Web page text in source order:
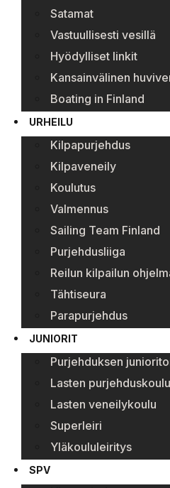
Satamat
Vastuullisesti vesillä
Hyödylliset linkit
Kansainvälinen
Boating in Finland
URHEILU
Kilpapurjehdus
Kilpaveneily
Koulutus
Valmennus
Sailing Team Finland
Purjehdusliiga
Reilun kilpailun
Tähtiseura
Parapurjehdus
JUNIORIT
Purjehduksen
Lasten purjehduskoulu
Lasten veneilykoulu
Superleiri
Yläkoululeiritys
SPV